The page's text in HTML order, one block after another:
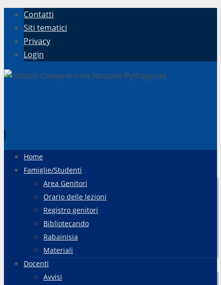
Contatti
Siti tematici
Privacy
Login
contenuto
Home
Famiglie/Studenti
Area Genitori
Orario delle lezioni
Registro genitori
Bibliotecando
Rabainisia
Materiali
Docenti
Avvisi